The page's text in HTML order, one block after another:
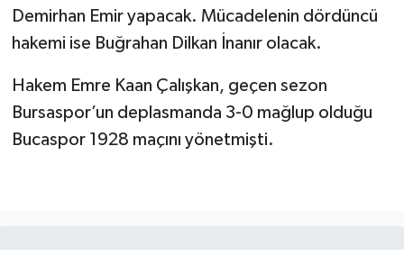
Demirhan Emir yapacak. Mücadelenin dördüncü
hakemi ise Buğrahan Dilkan İnanır olacak.
Hakem Emre Kaan Çalışkan, geçen sezon
Bursaspor’un deplasmanda 3-0 mağlup olduğu
Bucaspor 1928 maçını yönetmişti.